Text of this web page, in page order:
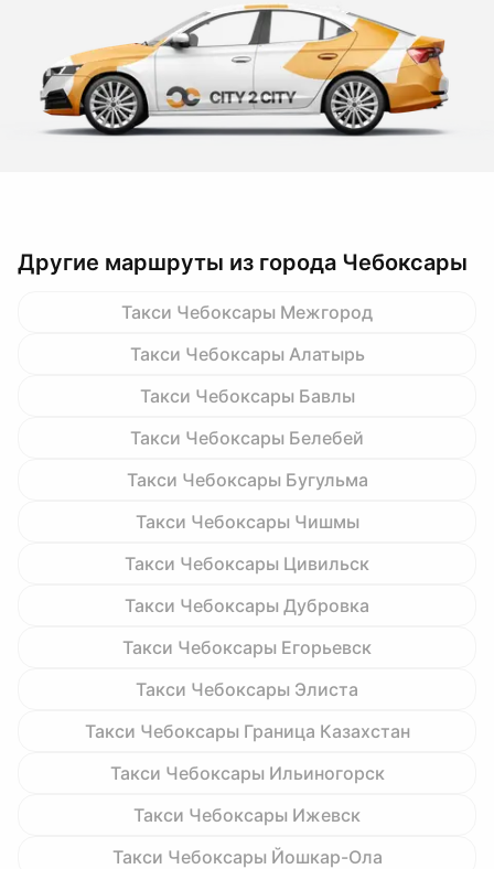
Другие маршруты из города Чебоксары
Такси Чебоксары Межгород
Такси Чебоксары Алатырь
Такси Чебоксары Бавлы
Такси Чебоксары Белебей
Такси Чебоксары Бугульма
Такси Чебоксары Чишмы
Такси Чебоксары Цивильск
Такси Чебоксары Дубровка
Такси Чебоксары Егорьевск
Такси Чебоксары Элиста
Такси Чебоксары Граница Казахстан
Такси Чебоксары Ильиногорск
Такси Чебоксары Ижевск
Такси Чебоксары Йошкар-Ола